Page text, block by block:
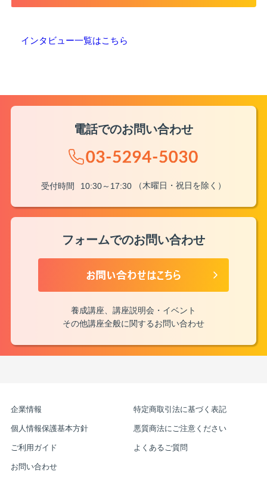
インタビュー一覧はこちら
電話でのお問い合わせ
受付時間 10:30～17:30 （木曜日・祝日を除く）
フォームでのお問い合わせ
養成講座、講座説明会・イベント
その他講座全般に関するお問い合わせ
企業情報 特定商取引法に基づく表記
個人情報保護基本方針 悪質商法にご注意ください
ご利用ガイド よくあるご質問
お問い合わせ